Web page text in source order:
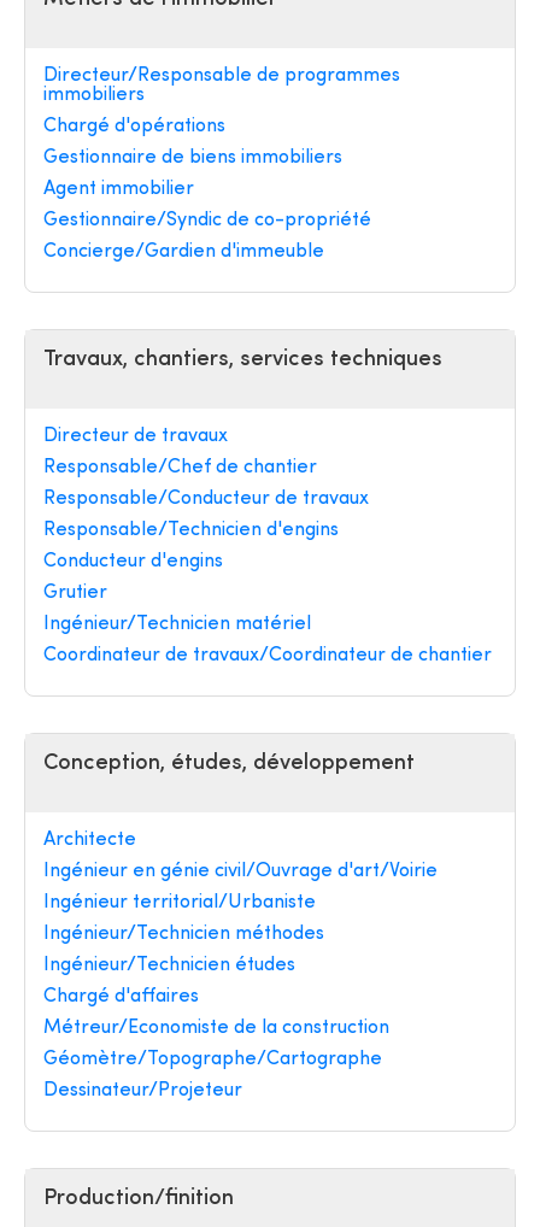
Directeur/Responsable de programmes
immobiliers
Chargé d'opérations
Gestionnaire de biens immobiliers
Agent immobilier
Gestionnaire/Syndic de co-propriété
Concierge/Gardien d'immeuble
Travaux, chantiers, services techniques
Directeur de travaux
Responsable/Chef de chantier
Responsable/Conducteur de travaux
Responsable/Technicien d'engins
Conducteur d'engins
Grutier
Ingénieur/Technicien matériel
Coordinateur de travaux/Coordinateur de chantier
Conception, études, développement
Architecte
Ingénieur en génie civil/Ouvrage d'art/Voirie
Ingénieur territorial/Urbaniste
Ingénieur/Technicien méthodes
Ingénieur/Technicien études
Chargé d'affaires
Métreur/Economiste de la construction
Géomètre/Topographe/Cartographe
Dessinateur/Projeteur
Production/finition